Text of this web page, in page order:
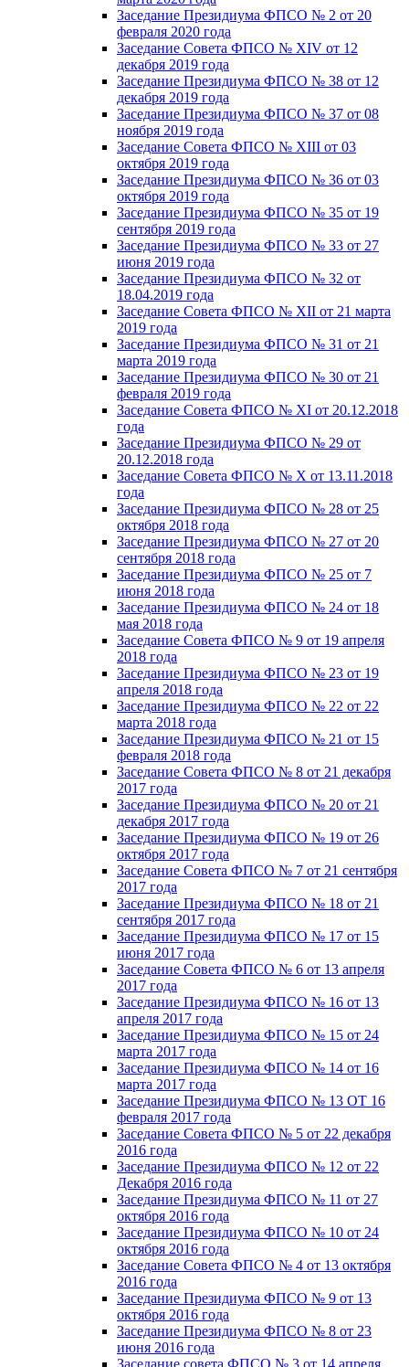
Заседание Президиума ФПСО № 2 от 20
февраля 2020 года
Заседание Совета ФПСО № XIV от 12
декабря 2019 года
Заседание Президиума ФПСО № 38 от 12
декабря 2019 года
Заседание Президиума ФПСО № 37 от 08
ноября 2019 года
Заседание Совета ФПСО № XIII от 03
октября 2019 года
Заседание Президиума ФПСО № 36 от 03
октября 2019 года
Заседание Президиума ФПСО № 35 от 19
сентября 2019 года
Заседание Президиума ФПСО № 33 от 27
июня 2019 года
Заседание Президиума ФПСО № 32 от
18.04.2019 года
Заседание Совета ФПСО № XII от 21 марта
2019 года
Заседание Президиума ФПСО № 31 от 21
марта 2019 года
Заседание Президиума ФПСО № 30 от 21
февраля 2019 года
Заседание Совета ФПСО № XI от 20.12.2018
года
Заседание Президиума ФПСО № 29 от
20.12.2018 года
Заседание Совета ФПСО № X от 13.11.2018
года
Заседание Президиума ФПСО № 28 от 25
октября 2018 года
Заседание Президиума ФПСО № 27 от 20
сентября 2018 года
Заседание Президиума ФПСО № 25 от 7
июня 2018 года
Заседание Президиума ФПСО № 24 от 18
мая 2018 года
Заседание Совета ФПСО № 9 от 19 апреля
2018 года
Заседание Президиума ФПСО № 23 от 19
апреля 2018 года
Заседание Президиума ФПСО № 22 от 22
марта 2018 года
Заседание Президиума ФПСО № 21 от 15
февраля 2018 года
Заседание Совета ФПСО № 8 от 21 декабря
2017 года
Заседание Президиума ФПСО № 20 от 21
декабря 2017 года
Заседание Президиума ФПСО № 19 от 26
октября 2017 года
Заседание Совета ФПСО № 7 от 21 сентября
2017 года
Заседание Президиума ФПСО № 18 от 21
сентября 2017 года
Заседание Президиума ФПСО № 17 от 15
июня 2017 года
Заседание Совета ФПСО № 6 от 13 апреля
2017 года
Заседание Президиума ФПСО № 16 от 13
апреля 2017 года
Заседание Президиума ФПСО № 15 от 24
марта 2017 года
Заседание Президиума ФПСО № 14 от 16
марта 2017 года
Заседание Президиума ФПСО № 13 ОТ 16
февраля 2017 года
Заседание Совета ФПСО № 5 от 22 декабря
2016 года
Заседание Президиума ФПСО № 12 от 22
Декабря 2016 года
Заседание Президиума ФПСО № 11 от 27
октября 2016 года
Заседание Президиума ФПСО № 10 от 24
октября 2016 года
Заседание Совета ФПСО № 4 от 13 октября
2016 года
Заседание Президиума ФПСО № 9 от 13
октября 2016 года
Заседание Президиума ФПСО № 8 от 23
июня 2016 года
Заседание совета ФПСО № 3 от 14 апреля